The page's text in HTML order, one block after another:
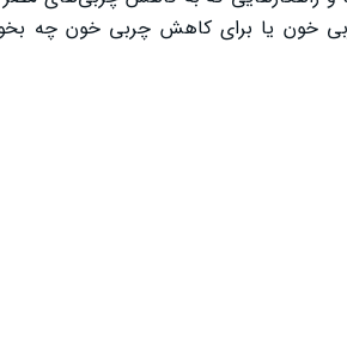
خون یا برای کاهش چربی خون چه